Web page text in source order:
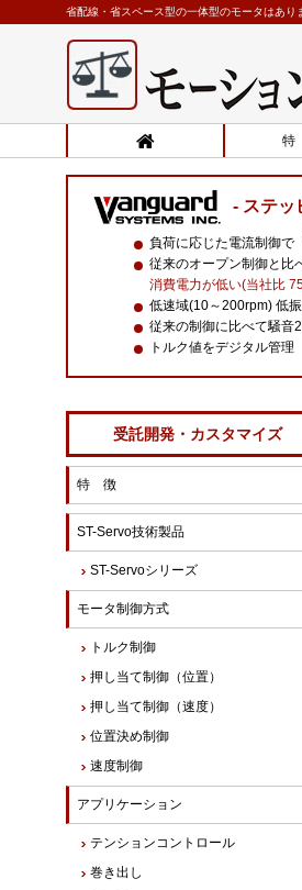
省配線・省スペース型の一体型のモータはあ
特
ステッ
負荷に応じた電流制御で
従来のオープン制御と比
消費電力が低い(当社比
低速域(10～200rpm) 低
従来の制御に比べて騒音
トルク値をデジタル管理
受託開発・カスタマイズ
特 徴
ST-Servo技術製品
ST-Servoシリーズ
モータ制御方式
トルク制御
押し当て制御（位置）
押し当て制御（速度）
位置決め制御
速度制御
アプリケーション
テンションコントロール
巻き出し